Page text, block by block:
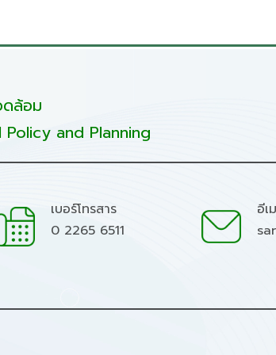
ดล้อม
and Planning
เบอร์โทรสาร
0 2265 6511
อีเ